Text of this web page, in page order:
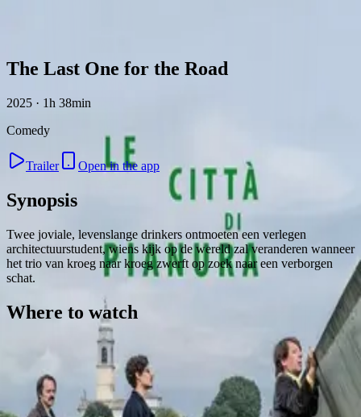
The Last One for the Road
2025 · 1h 38min
Comedy
Trailer Open in the app
Synopsis
Twee joviale, levenslange drinkers ontmoeten een verlegen
architectuurstudent, wiens kijk op de wereld zal veranderen wanneer
het trio van kroeg naar kroeg zwerft op zoek naar een verborgen
schat.
Where to watch
Privacy
2026 Byoscoop·a product of Boydroid B.V.